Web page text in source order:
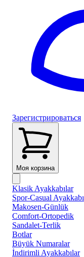
Зарегистрироваться
Моя корзина
Klasik Ayakkabılar
Spor-Casual Ayakkabı
Makosen-Günlük
Comfort-Ortopedik
Sandalet-Terlik
Botlar
Büyük Numaralar
İndirimli Ayakkabılar